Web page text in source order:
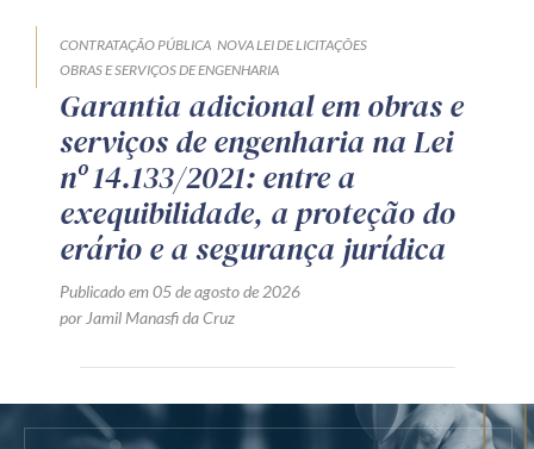
CONTRATAÇÃO PÚBLICA NOVA LEI DE LICITAÇÕES
OBRAS E SERVIÇOS DE ENGENHARIA
Garantia adicional em obras e
serviços de engenharia na Lei
nº 14.133/2021: entre a
exequibilidade, a proteção do
erário e a segurança jurídica
Publicado em 05 de agosto de 2026
por Jamil Manasfi da Cruz